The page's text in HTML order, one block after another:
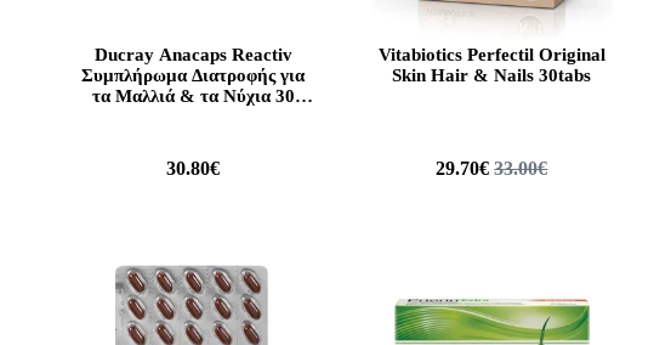
Ducray Anacaps Reactiv
Συμπλήρωμα Διατροφής για
τα Μαλλιά & τα Νύχια 30
30.80€
Vitabiotics Perfectil Original
Skin Hair & Nails 30tabs
29.70€33.00€